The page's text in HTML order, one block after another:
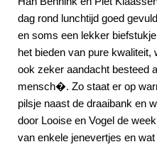
dag rond lunchtijd goed
en soms een lekker
het bieden van pure
ook zeker aandacht besteed
mensch�. Zo staat er op
pilsje naast de draaibank en
door Looise en Vogel de
van enkele jenevertjes en